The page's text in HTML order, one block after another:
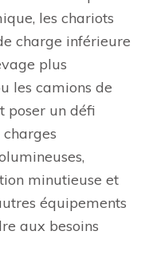
les chariots
charge inférieure
plus
les camions de
poser un défi
charges
minutieuse et
équipements
aux besoins